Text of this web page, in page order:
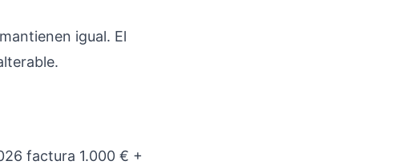
igual. El
factura 1.000 € +